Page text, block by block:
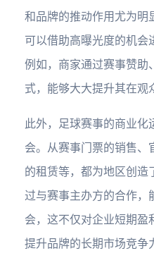
和品牌的推动作用尤为明
可以借助高曝光度的机会
例如，商家通过赛事赞助
式，能够大大提升其在观
此外，足球赛事的商业
会。从赛事门票的销售、
的租赁等，都为地区创造
过与赛事主办方的合作，
会，这不仅对企业短期盈
提升品牌的长期市场竞争